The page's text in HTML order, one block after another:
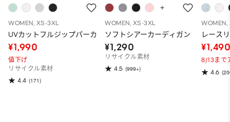
WOMEN, XS-3XL
UVカットフルジップパーカ
¥1,990
値下げ
リサイクル素材
4.4 (171)
WOMEN, XS-3XL
ソフトシアーカーディガン
¥1,290
リサイクル素材
4.5 (999+)
WOMEN,
レース
8/13まで
4.6